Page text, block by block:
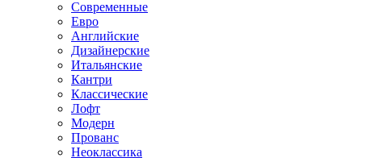
Современные
Евро
Английские
Дизайнерские
Итальянские
Кантри
Классические
Лофт
Модерн
Прованс
Неоклассика